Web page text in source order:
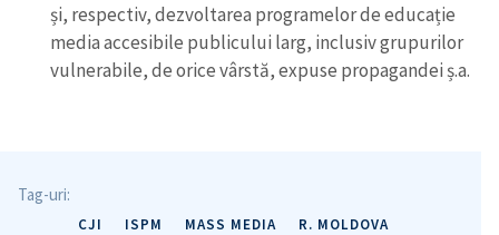
și, respectiv, dezvoltarea programelor de educație
media accesibile publicului larg, inclusiv grupurilor
vulnerabile, de orice vârstă, expuse propagandei ș.a.
Tag-uri:
CJI ISPM MASS MEDIA
R. MOLDOVA